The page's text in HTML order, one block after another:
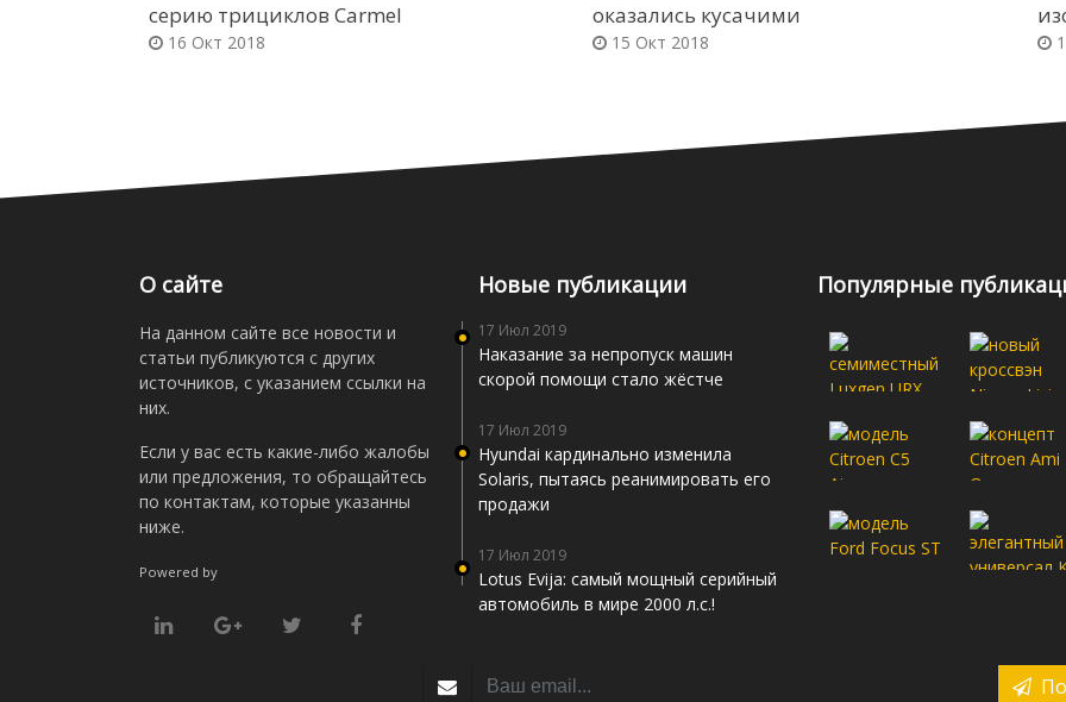
серию трициклов Carmel
16 Окт 2018
оказались кусачими
15 Окт 2018
О сайте
На данном сайте все новости и
статьи публикуются с других
источников, с указанием ссылки на
них.
Если у вас есть какие-либо жалобы
или предложения, то обращайтесь
по контактам, которые указанны
ниже.
Powered by
Новые публикации
17 Июл 2019
Наказание за непропуск машин
скорой помощи стало жёстче
17 Июл 2019
Hyundai кардинально изменила
Solaris, пытаясь реанимировать его
продажи
17 Июл 2019
Lotus Evija: самый мощный серийный
автомобиль в мире 2000 л.с.!
Популярные